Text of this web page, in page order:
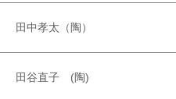
田中孝太（陶）
田谷直子 (陶)